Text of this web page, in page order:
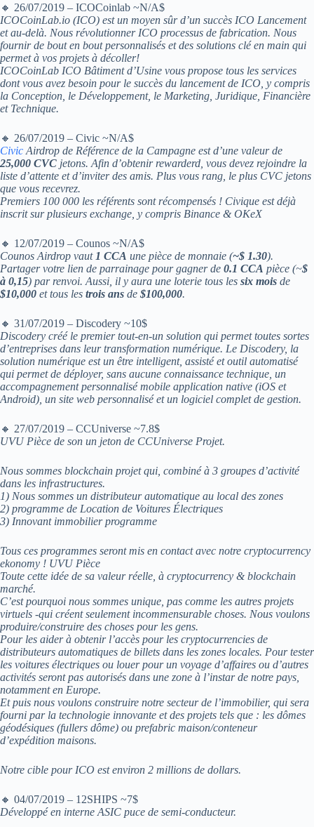
🔸 26/07/2019 – ICOCoinlab ~N/A$
ICOCoinLab.io (ICO) est un moyen sûr d’un succès ICO Lancement
et au-delà. Nous révolutionner ICO processus de fabrication. Nous
fournir de bout en bout personnalisés et des solutions clé en main qui
permet à vos projets à décoller!
ICOCoinLab ICO Bâtiment d’Usine vous propose tous les services
dont vous avez besoin pour le succès du lancement de ICO, y compris
la Conception, le Développement, le Marketing, Juridique, Financière
et Technique.
🔸 26/07/2019 – Civic ~N/A$
Civic Airdrop de Référence de la Campagne est d’une valeur de
25,000 CVC jetons. Afin d’obtenir rewarderd, vous devez rejoindre la
liste d’attente et d’inviter des amis. Plus vous rang, le plus CVC jetons
que vous recevrez.
Premiers 100 000 les référents sont récompensés ! Civique est déjà
inscrit sur plusieurs exchange, y compris Binance & OKeX
🔸 12/07/2019 – Counos ~N/A$
Counos Airdrop vaut 1 CCA une pièce de monnaie (~$ 1.30).
Partager votre lien de parrainage pour gagner de 0.1 CCA pièce (~$
à 0,15) par renvoi. Aussi, il y aura une loterie tous les six mois de
$10,000 et tous les trois ans de $100,000.
🔸 31/07/2019 – Discodery ~10$
Discodery créé le premier tout-en-un solution qui permet toutes sortes
d’entreprises dans leur transformation numérique. Le Discodery, la
solution numérique est un être intelligent, assisté et outil automatisé
qui permet de déployer, sans aucune connaissance technique, un
accompagnement personnalisé mobile application native (iOS et
Android), un site web personnalisé et un logiciel complet de gestion.
🔸 27/07/2019 – CCUniverse ~7.8$
UVU Pièce de son un jeton de CCUniverse Projet.
Nous sommes blockchain projet qui, combiné à 3 groupes d’activité
dans les infrastructures.
1) Nous sommes un distributeur automatique au local des zones
2) programme de Location de Voitures Électriques
3) Innovant immobilier programme
Tous ces programmes seront mis en contact avec notre cryptocurrency
ekonomy ! UVU Pièce
Toute cette idée de sa valeur réelle, à cryptocurrency & blockchain
marché.
C’est pourquoi nous sommes unique, pas comme les autres projets
virtuels -qui créent seulement incommensurable choses. Nous voulons
produire/construire des choses pour les gens.
Pour les aider à obtenir l’accès pour les cryptocurrencies de
distributeurs automatiques de billets dans les zones locales. Pour tester
les voitures électriques ou louer pour un voyage d’affaires ou d’autres
activités seront pas autorisés dans une zone à l’instar de notre pays,
notamment en Europe.
Et puis nous voulons construire notre secteur de l’immobilier, qui sera
fourni par la technologie innovante et des projets tels que : les dômes
géodésiques (fullers dôme) ou prefabric maison/conteneur
d’expédition maisons.
Notre cible pour ICO est environ 2 millions de dollars.
🔸 04/07/2019 – 12SHIPS ~7$
Développé en interne ASIC puce de semi-conducteur.